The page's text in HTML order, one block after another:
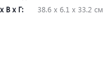
В х Г:
38.6 х 6.1 х 33.2 см